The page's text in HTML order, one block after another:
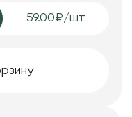
59.00₽/шт